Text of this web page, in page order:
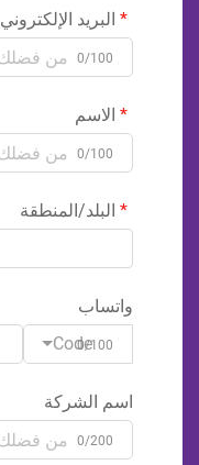
البريد الإلكتروني
0/100
الاسم
0/100
البلد/المنطقة
واتساب
Code0/100
اسم الشركة
0/200